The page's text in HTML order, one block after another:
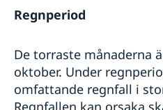
Regnperiod
De torraste månaderna
oktober. Under
omfattande regnfall i
Regnfallen kan orsaka